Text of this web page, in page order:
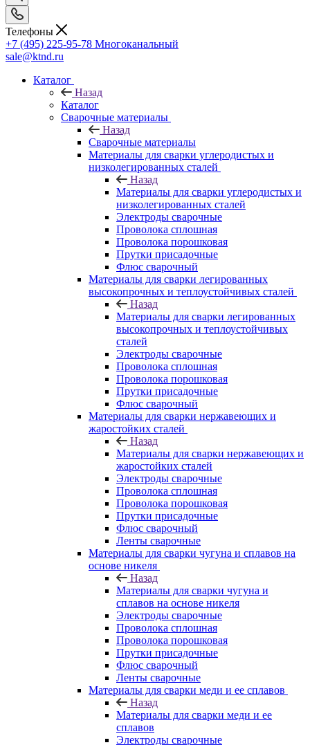
Телефоны
+7 (495) 225-95-78 Многоканальный
sale@ktnd.ru
Каталог
Назад
Каталог
Сварочные материалы
Назад
Сварочные материалы
Материалы для сварки углеродистых и
низколегированных сталей
Назад
Материалы для сварки углеродистых и
низколегированных сталей
Электроды сварочные
Проволока сплошная
Проволока порошковая
Прутки присадочные
Флюс сварочный
Материалы для сварки легированных
высокопрочных и теплоустойчивых сталей
Назад
Материалы для сварки легированных
высокопрочных и теплоустойчивых
сталей
Электроды сварочные
Проволока сплошная
Проволока порошковая
Прутки присадочные
Флюс сварочный
Материалы для сварки нержавеющих и
жаростойких сталей
Назад
Материалы для сварки нержавеющих и
жаростойких сталей
Электроды сварочные
Проволока сплошная
Проволока порошковая
Прутки присадочные
Флюс сварочный
Ленты сварочные
Материалы для сварки чугуна и сплавов на
основе никеля
Назад
Материалы для сварки чугуна и
сплавов на основе никеля
Электроды сварочные
Проволока сплошная
Проволока порошковая
Прутки присадочные
Флюс сварочный
Ленты сварочные
Материалы для сварки меди и ее сплавов
Назад
Материалы для сварки меди и ее
сплавов
Электроды сварочные